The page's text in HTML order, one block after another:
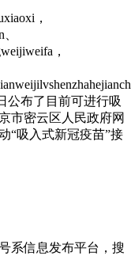
，
，
布了目前可进行吸
市密云区人民政府网
“吸入式新冠疫苗”接
系信息发布平台，搜